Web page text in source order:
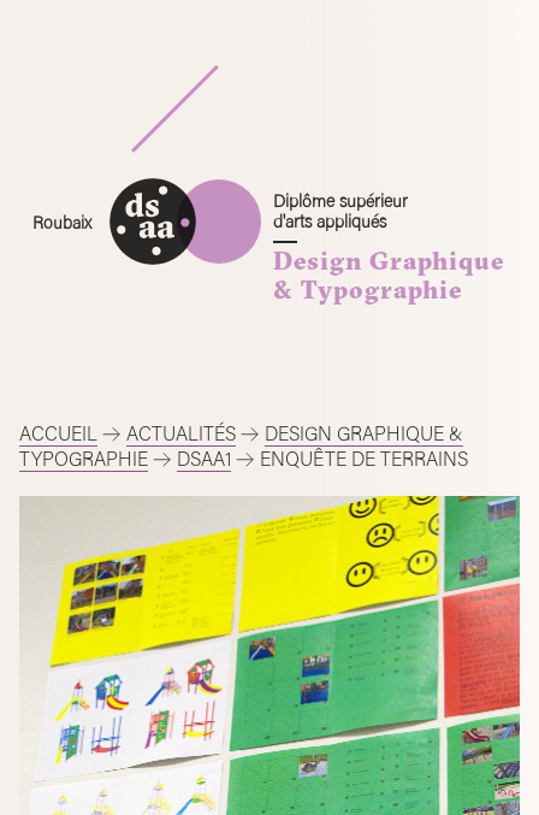
Roubaix
Diplôme supérieur
d'arts appliqués
Design Graphique
& Typographie
ACCUEIL ACTUALITÉS
DESIGN GRAPHIQUE &
TYPOGRAPHIE
DSAA1 ENQUÊTE DE TERRAINS